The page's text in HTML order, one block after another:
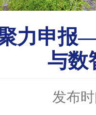
力申报
与数
发布